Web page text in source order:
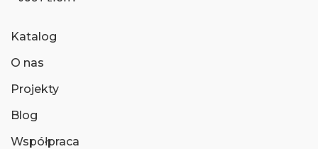
Katalog
O nas
Projekty
Blog
Współpraca